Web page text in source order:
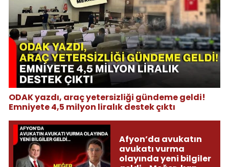
ODAK yazdı, araç yetersizliği gündeme geldi!
Emniyete 4,5 milyon liralık destek çıktı
Afyon’da avukatın
avukatı vurma
olayında yeni bilgiler